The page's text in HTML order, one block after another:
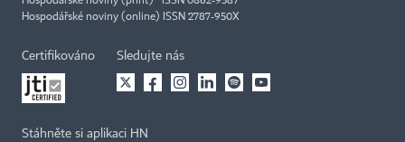
Hospodářské noviny (online) ISSN 2787-950X
Certifikováno Sledujte nás
Stáhněte si aplikaci HN